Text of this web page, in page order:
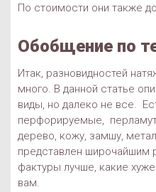
По стоимости они также
Обобщение по
Итак, разновидностей
много. В данной статье
виды, но далеко не все.
перфорируемые,
дерево, кожу, замшу,
представлен широчайшим
фактуры лучше, какие
вам.